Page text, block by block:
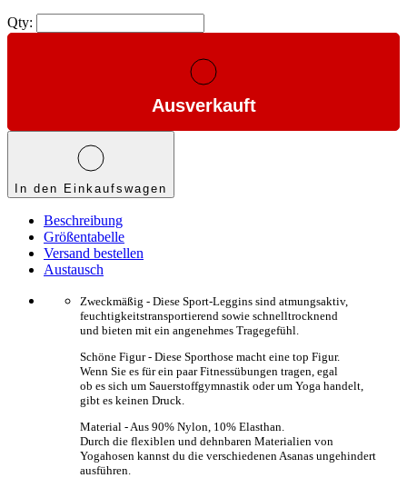
Qty:
Ausverkauft
In den Einkaufswagen
Beschreibung
Größentabelle
Versand bestellen
Austausch
Zweckmäßig - Diese Sport-Leggins sind atmungsaktiv,
feuchtigkeitstransportierend sowie schnelltrocknend
und bieten mit ein angenehmes Tragegefühl.
Schöne Figur - Diese Sporthose macht eine top Figur.
Wenn Sie es für ein paar Fitnessübungen tragen, egal
ob es sich um Sauerstoffgymnastik oder um Yoga handelt,
gibt es keinen Druck.
Material - Aus 90% Nylon, 10% Elasthan.
Durch die flexiblen und dehnbaren Materialien von
Yogahosen kannst du die verschiedenen Asanas ungehindert
ausführen.